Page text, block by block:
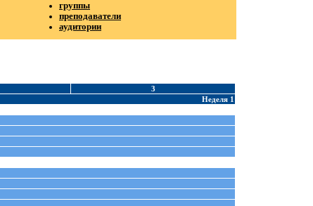
группы
преподаватели
аудитории
3
Неделя 1